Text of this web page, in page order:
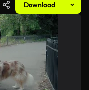
Download